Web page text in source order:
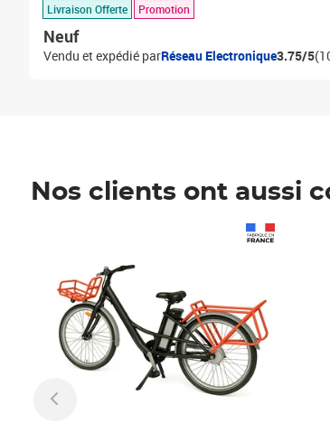
Livraison Offerte Promotion
Neuf
Vendu et expédié parRéseau Electronique3.75/5
Nos clients ont aussi